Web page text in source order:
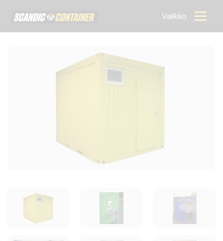
Scandic container
Valikko